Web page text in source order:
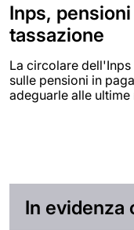
Inps,
tassazione
La circolare
sulle pensioni in
adeguarle alle
In evidenza